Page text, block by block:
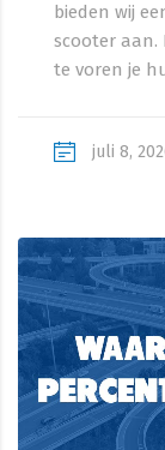
bieden wij
scooter
te voren je
juli 8,